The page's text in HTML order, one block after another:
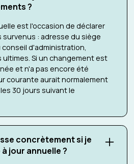
?
est l'occasion de déclarer
: adresse du siège
d'administration,
Si un changement est
et n'a pas encore été
courante aurait normalement
30 jours suivant le
concrètement si je
jour annuelle ?